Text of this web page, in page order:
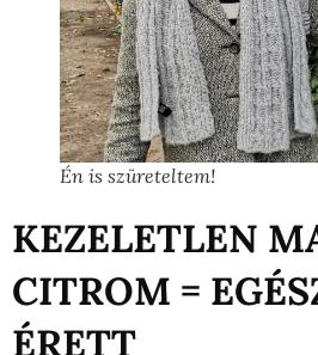
Én is szüreteltem!
KEZELETLEN
CITROM =
ÉRETT